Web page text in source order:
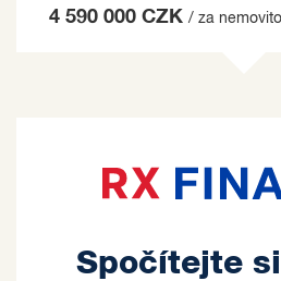
4 590 000 CZK / za
Spočítejte